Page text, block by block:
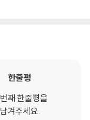
한줄평
째 한줄평을
남겨주세요.